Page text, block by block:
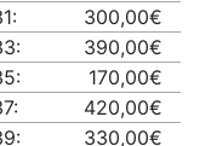
300,00€
390,00€
170,00€
420,00€
330,00€